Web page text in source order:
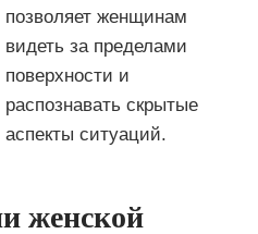
позволяет женщинам
видеть за пределами
поверхности и
распознавать скрытые
аспекты ситуаций.
женской